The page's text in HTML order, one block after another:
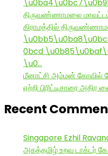
திருவண்ணாமலை
கிராமத்தில்
0bcd
\u0…
மீனாட்சி அம்மன் கோவில்
ஏற்றி பிரிட்டிசாரை அதிர
Recent
Singapore Ezhil
அகத்தமிழ் உறவு டாக்டர்